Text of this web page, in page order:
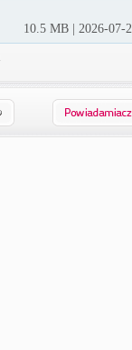
10.5 MB | 2026-07-